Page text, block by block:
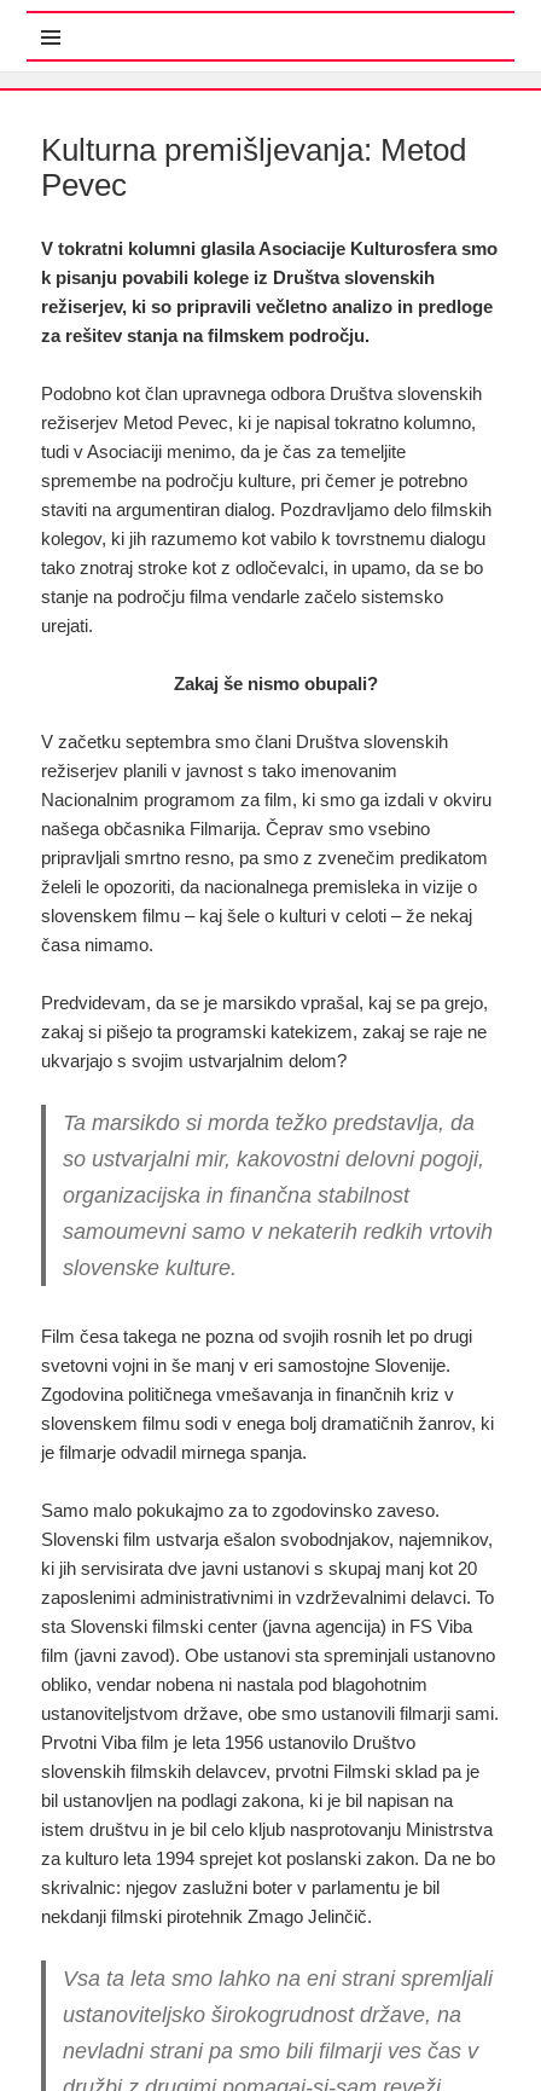
Kulturna premišljevanja: Metod
Pevec
V tokratni kolumni glasila Asociacije Kulturosfera smo
k pisanju povabili kolege iz Društva slovenskih
režiserjev, ki so pripravili večletno analizo in predloge
za rešitev stanja na filmskem področju.
Podobno kot član upravnega odbora Društva slovenskih
režiserjev Metod Pevec, ki je napisal tokratno kolumno,
tudi v Asociaciji menimo, da je čas za temeljite
spremembe na področju kulture, pri čemer je potrebno
staviti na argumentiran dialog. Pozdravljamo delo filmskih
kolegov, ki jih razumemo kot vabilo k tovrstnemu dialogu
tako znotraj stroke kot z odločevalci, in upamo, da se bo
stanje na področju filma vendarle začelo sistemsko
urejati.
Zakaj še nismo obupali?
V začetku septembra smo člani Društva slovenskih
režiserjev planili v javnost s tako imenovanim
Nacionalnim programom za film, ki smo ga izdali v okviru
našega občasnika Filmarija. Čeprav smo vsebino
pripravljali smrtno resno, pa smo z zvenečim predikatom
želeli le opozoriti, da nacionalnega premisleka in vizije o
slovenskem filmu – kaj šele o kulturi v celoti – že nekaj
časa nimamo.
Predvidevam, da se je marsikdo vprašal, kaj se pa grejo,
zakaj si pišejo ta programski katekizem, zakaj se raje ne
ukvarjajo s svojim ustvarjalnim delom?
Ta marsikdo si morda težko predstavlja, da
so ustvarjalni mir, kakovostni delovni pogoji,
organizacijska in finančna stabilnost
samoumevni samo v nekaterih redkih vrtovih
slovenske kulture.
Film česa takega ne pozna od svojih rosnih let po drugi
svetovni vojni in še manj v eri samostojne Slovenije.
Zgodovina političnega vmešavanja in finančnih kriz v
slovenskem filmu sodi v enega bolj dramatičnih žanrov, ki
je filmarje odvadil mirnega spanja.
Samo malo pokukajmo za to zgodovinsko zaveso.
Slovenski film ustvarja ešalon svobodnjakov, najemnikov,
ki jih servisirata dve javni ustanovi s skupaj manj kot 20
zaposlenimi administrativnimi in vzdrževalnimi delavci. To
sta Slovenski filmski center (javna agencija) in FS Viba
film (javni zavod). Obe ustanovi sta spreminjali ustanovno
obliko, vendar nobena ni nastala pod blagohotnim
ustanoviteljstvom države, obe smo ustanovili filmarji sami.
Prvotni Viba film je leta 1956 ustanovilo Društvo
slovenskih filmskih delavcev, prvotni Filmski sklad pa je
bil ustanovljen na podlagi zakona, ki je bil napisan na
istem društvu in je bil celo kljub nasprotovanju Ministrstva
za kulturo leta 1994 sprejet kot poslanski zakon. Da ne bo
skrivalnic: njegov zaslužni boter v parlamentu je bil
nekdanji filmski pirotehnik Zmago Jelinčič.
Vsa ta leta smo lahko na eni strani spremljali
ustanoviteljsko širokogrudnost države, na
nevladni strani pa smo bili filmarji ves čas v